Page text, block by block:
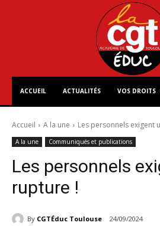
ACCUEIL ACTUALITÉS VOS DROITS
Accueil A la une Les personnels exigent
A la une Communiqués et publications
Les personnels
rupture !
By CGTÉduc Toulouse 24/09/2024